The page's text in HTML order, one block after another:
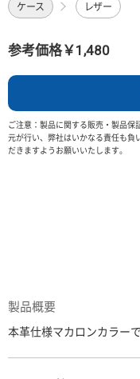
ケース レザー
参考価格￥1,480
ご注意：製品に関する販売・製品保
元が行い、弊社はいかなる責任も負
だきますようお願いいたします。
製品概要
本革仕様マカロンカラー